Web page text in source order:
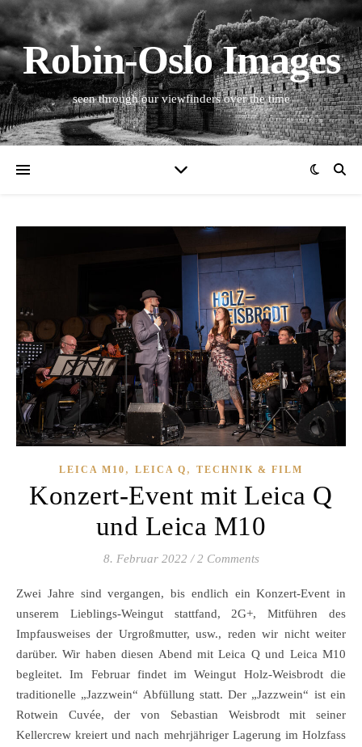
Robin-Oslo Images
seen through our viewfinders over the time
LEICA M10 , LEICA Q , TECHNIK & FILM
Konzert-Event mit Leica Q
und Leica M10
8. Februar 2022 / 2 Comments
Zwei Jahre sind vergangen, bis endlich ein Konzert-Event in
unserem Lieblings-Weingut stattfand, 2G+, Mitführen des
Impfausweises der Urgroßmutter, usw., reden wir nicht weiter
darüber. Wir haben diesen Abend mit Leica Q und Leica M10
begleitet. Im Februar findet im Weingut Holz-Weisbrodt die
traditionelle „Jazzwein“ Abfüllung statt. Der „Jazzwein“ ist ein
Rotwein Cuvée, der von Sebastian Weisbrodt mit seiner
Kellercrew kreiert und nach mehrjähriger Lagerung im Holzfass